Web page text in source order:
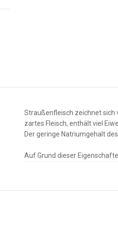
Straußenfleisch zeichnet sich
zartes Fleisch, enthält viel
Der geringe Natriumgehalt
Auf Grund dieser